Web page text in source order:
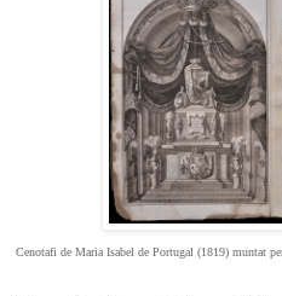
Cenotafi de Maria Isabel de Portugal (1819) muntat